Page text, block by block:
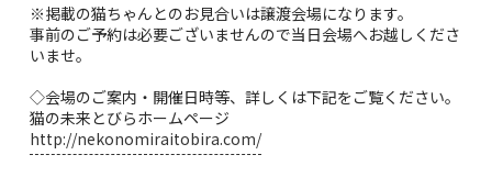
※掲載の猫ちゃんとのお見合いは譲渡会場になります。
事前のご予約は必要ございませんので当日会場へお越しくださ
いませ。
◇会場のご案内・開催日時等、詳しくは下記をご覧ください。
猫の未来とびらホームページ
http://nekonomiraitobira.com/